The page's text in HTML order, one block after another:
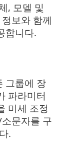
, 모델 및
보와 함께
합니다.
그룹에 장
파라미터
미세 조정
문자를 구
.